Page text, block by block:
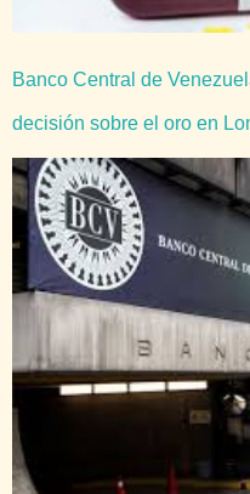
Banco Central de
decisión sobre el oro en